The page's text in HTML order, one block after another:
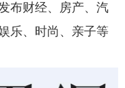
布财经、房产、汽
乐、时尚、亲子等